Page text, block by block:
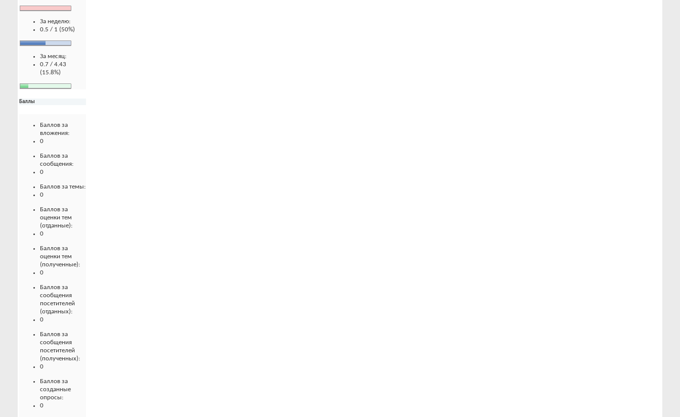
За неделю:
0.5 / 1 (50%)
За месяц:
0.7 / 4.43
(15.8%)
Баллы
Баллов за
вложения:
0
Баллов за
сообщения:
0
Баллов за темы:
0
Баллов за
оценки тем
(отданные):
0
Баллов за
оценки тем
(полученные):
0
Баллов за
сообщения
посетителей
(отданных):
0
Баллов за
сообщения
посетителей
(полученных):
0
Баллов за
созданные
опросы:
0